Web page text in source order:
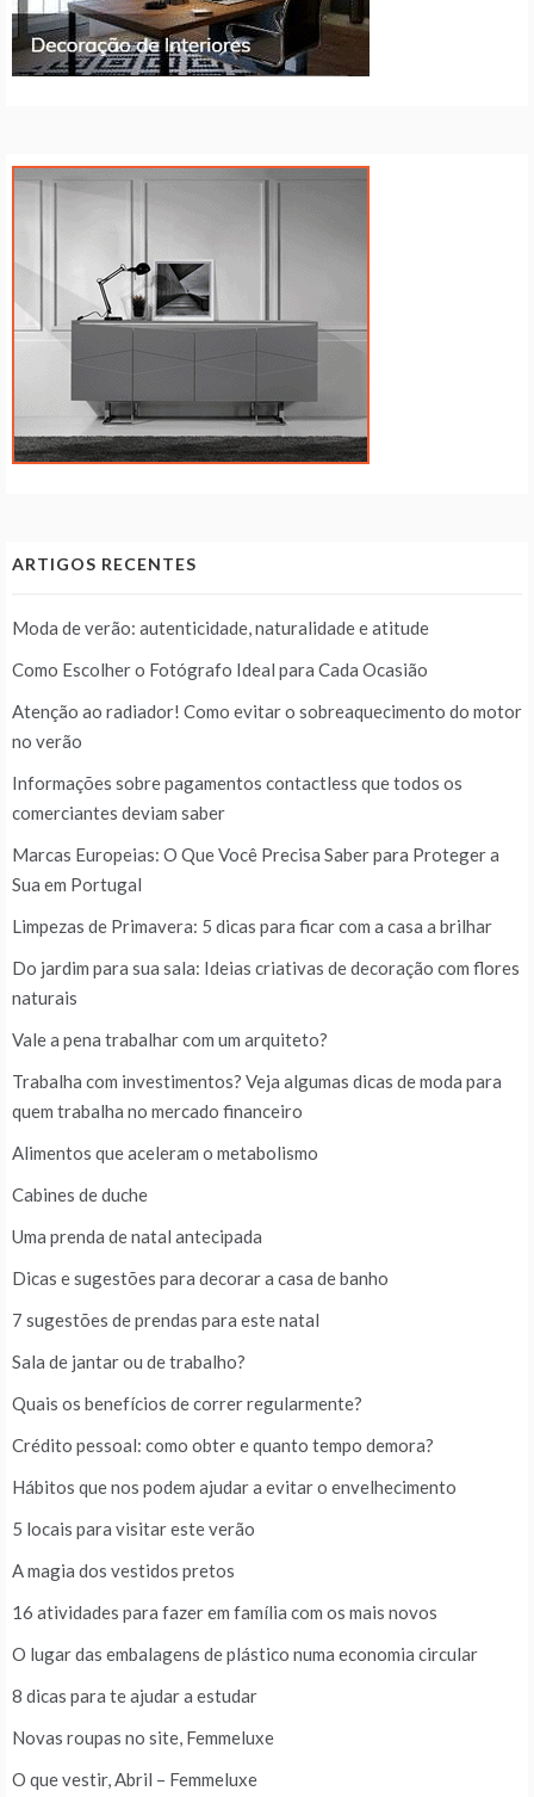
ARTIGOS RECENTES
Moda de verão: autenticidade, naturalidade e atitude
Como Escolher o Fotógrafo Ideal para Cada Ocasião
Atenção ao radiador! Como evitar o sobreaquecimento do motor
no verão
Informações sobre pagamentos contactless que todos os
comerciantes deviam saber
Marcas Europeias: O Que Você Precisa Saber para Proteger a
Sua em Portugal
Limpezas de Primavera: 5 dicas para ficar com a casa a brilhar
Do jardim para sua sala: Ideias criativas de decoração com flores
naturais
Vale a pena trabalhar com um arquiteto?
Trabalha com investimentos? Veja algumas dicas de moda para
quem trabalha no mercado financeiro
Alimentos que aceleram o metabolismo
Cabines de duche
Uma prenda de natal antecipada
Dicas e sugestões para decorar a casa de banho
7 sugestões de prendas para este natal
Sala de jantar ou de trabalho?
Quais os benefícios de correr regularmente?
Crédito pessoal: como obter e quanto tempo demora?
Hábitos que nos podem ajudar a evitar o envelhecimento
5 locais para visitar este verão
A magia dos vestidos pretos
16 atividades para fazer em família com os mais novos
O lugar das embalagens de plástico numa economia circular
8 dicas para te ajudar a estudar
Novas roupas no site, Femmeluxe
O que vestir, Abril – Femmeluxe